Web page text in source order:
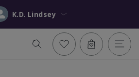
K.D. Lindsey